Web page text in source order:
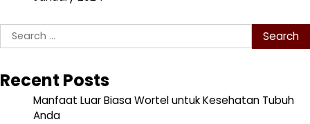
Search
for:
Recent Posts
Manfaat Luar Biasa Wortel untuk Kesehatan Tubuh
Anda